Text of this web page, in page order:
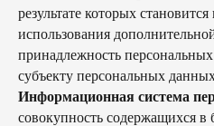
результате которых
использования
принадлежность
субъекту персональных
Информационная система
совокупность содержащихся в